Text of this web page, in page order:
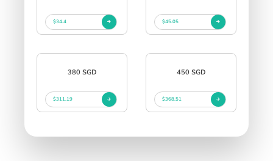
$34.4 $45.05
380 SGD
$311.19
450 SGD
$368.51